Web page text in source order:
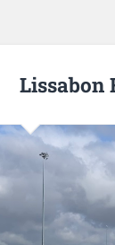
Lissabon